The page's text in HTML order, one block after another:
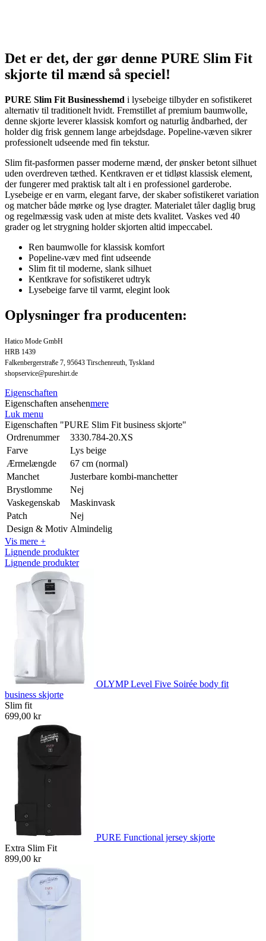
Det er det, der gør denne PURE Slim Fit
skjorte til mænd så speciel!
PURE Slim Fit Businesshemd i lysebeige tilbyder en sofistikeret
alternativ til traditionelt hvidt. Fremstillet af premium baumwolle,
denne skjorte leverer klassisk komfort og naturlig åndbarhed, der
holder dig frisk gennem lange arbejdsdage. Popeline-væven sikrer
professionelt udseende med fin tekstur.
Slim fit-pasformen passer moderne mænd, der ønsker betont silhuet
uden overdreven tæthed. Kentkraven er et tidløst klassisk element,
der fungerer med praktisk talt alt i en professionel garderobe.
Lysebeige er en varm, elegant farve, der skaber sofistikeret variation
og matcher både mørke og lyse dragter. Materialet tåler daglig brug
og regelmæssig vask uden at miste dets kvalitet. Vaskes ved 40
grader og let strygning holder skjorten altid impeccabel.
Ren baumwolle for klassisk komfort
Popeline-væv med fint udseende
Slim fit til moderne, slank silhuet
Kentkrave for sofistikeret udtryk
Lysebeige farve til varmt, elegint look
Oplysninger fra producenten:
Hatico Mode GmbH
HRB 1439
Falkenbergerstraße 7, 95643 Tirschenreuth, Tyskland
shopservice@pureshirt.de
Eigenschaften
Eigenschaften ansehenmere
Luk menu
Eigenschaften "PURE Slim Fit business skjorte"
Ordrenummer
3330.784-20.XS
Farve
Lys beige
Ærmelængde
67 cm (normal)
Manchet
Justerbare kombi-manchetter
Brystlomme
Nej
Vaskegenskab
Maskinvask
Patch
Nej
Design & Motiv Almindelig
Vis mere +
Lignende produkter
Lignende produkter
OLYMP Level Five Soirée body fit
business skjorte
Slim fit
699,00 kr
PURE Functional jersey skjorte
Extra Slim Fit
899,00 kr